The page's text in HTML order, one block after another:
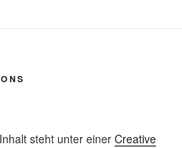
steht unter einer Creative